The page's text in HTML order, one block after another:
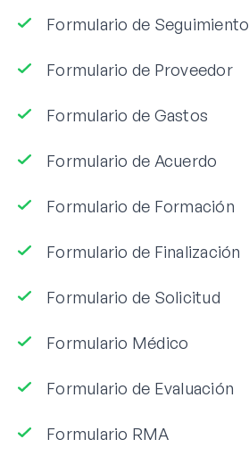
Formulario de Seguimiento
Formulario de Proveedor
Formulario de Gastos
Formulario de Acuerdo
Formulario de Formación
Formulario de Finalización
Formulario de Solicitud
Formulario Médico
Formulario de Evaluación
Formulario RMA